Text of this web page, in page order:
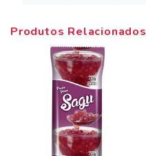
Produtos Relacionados